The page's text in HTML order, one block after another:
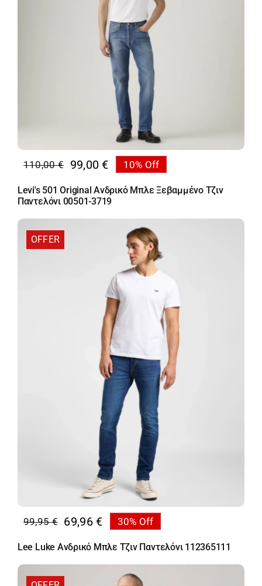
Καλάθι
ENGLISH English
110,00€
Original
price
was:
99,00 €
Η
τρέχουσα
τιμή
99,00 €.
10% Off
Levi's 501 Original Ανδρικό Μπλε Ξεβαμμένο Τζιν
Παντελόνι 00501-3719
OFFER
99,95€
Original
price
69,96 €
Η
τρέχουσα
30% Off
Lee Luke Ανδρικό Μπλε Τζιν Παντελόνι 112365111